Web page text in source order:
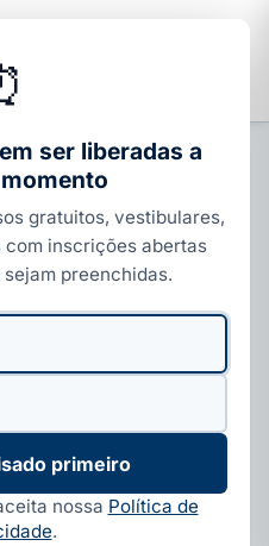
em cursos
até 12 de julho
ser liberadas a
gratuitos, vestibulares,
inscrições abertas
preenchidas.
primeiro
nossa Política de
.